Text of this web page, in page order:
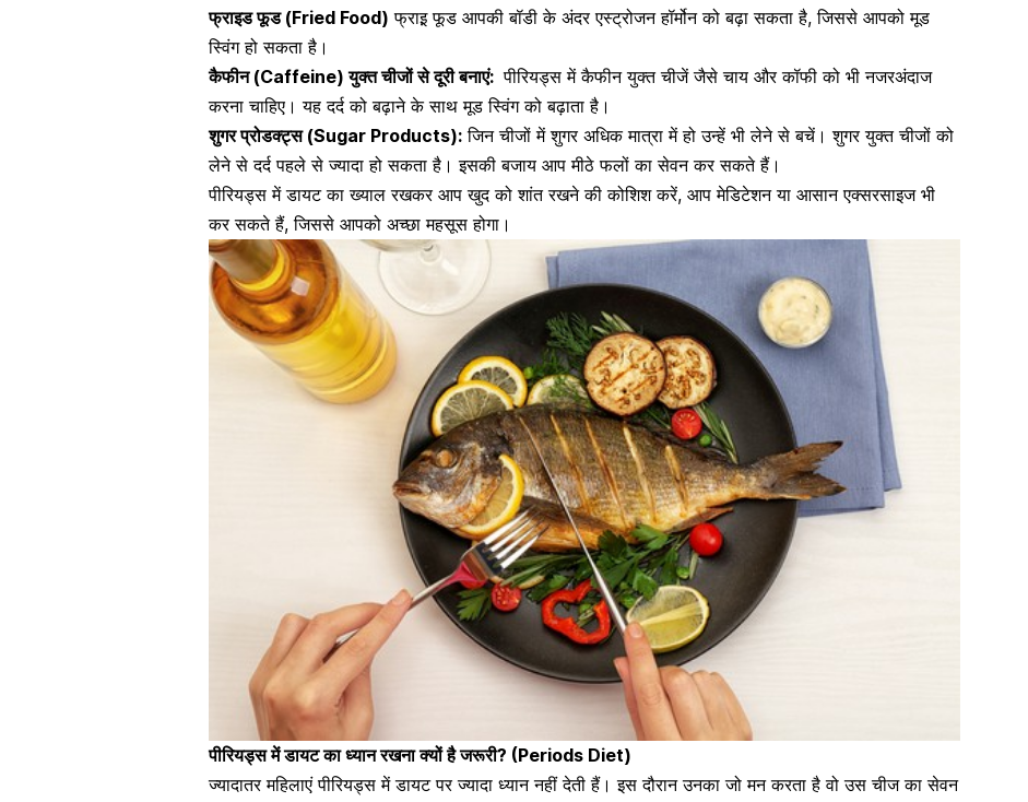
फ्राइड फूड (Fried Food) फ्राइ़ फूड आपकी बॉडी के अंदर एस्ट्रोजन हॉर्मोन को बढ़ा सकता है, जिससे आपकोमूड
स्विंगहो सकता है।
कैफीन (Caffeine) युक्त चीजों से दूरी बनाएं: पीरियड्स में कैफीन युक्त चीजें जैसे चाय और कॉफी को भी नजरअंदाज
करना चाहिए। यह दर्द को बढ़ाने के साथ मूड स्विंग को बढ़ाता है।
शुगर प्रोडक्ट्स (Sugar Products): जिन चीजों में शुगर अधिक मात्रा में हो उन्हें भी लेने से बचें। शुगर युक्त चीजों को
लेने से दर्द पहले से ज्यादा हो सकता है। इसकी बजाय आप मीठे फलों का सेवन कर सकते हैं।
पीरियड्स में डायट का ख्याल रखकर आप खुद को शांत रखने की कोशिश करें, आप मेडिटेशन या आसान एक्सरसाइज भी
कर सकते हैं, जिससे आपको अच्छा महसूस होगा।
पीरियड्स में डायट का ध्यान रखना क्यों है जरूरी? (Periods Diet)
ज्यादातर महिलाएं पीरियड्स में डायट पर ज्यादा ध्यान नहीं देती हैं। इस दौरान उनका जो मन करता है वो उस चीज का सेवन